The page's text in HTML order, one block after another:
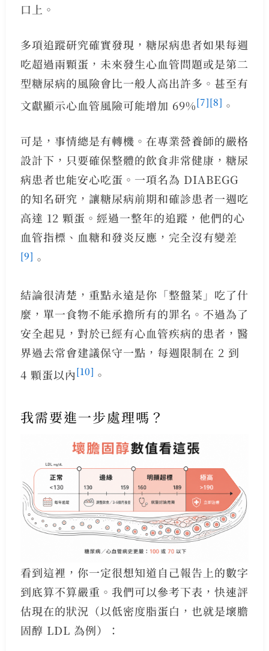
口上。
多項追蹤研究確實發現，糖尿病患者如果每週
吃超過兩顆蛋，未來發生心血管問題或是第二
型糖尿病的風險會比一般人高出許多。甚至有
文獻顯示心血管風險可能增加 69%[7][8] 。
可是，事情總是有轉機。在專業營養師的嚴格
設計下，只要確保整體的飲食非常健康，糖尿
病患者也能安心吃蛋。一項名為 DIABEGG
的知名研究，讓糖尿病前期和確診患者一週吃
高達 12 顆蛋。經過一整年的追蹤，他們的心
血管指標、血糖和發炎反應，完全沒有變差
[9] 。
結論很清楚，重點永遠是你「整盤菜」吃了什
麼，單一食物不能承擔所有的罪名。不過為了
安全起見，對於已經有心血管疾病的患者，醫
界過去常會建議保守一點，每週限制在 2 到
4 顆蛋以內[10] 。
我需要進一步處理嗎？
看到這裡，你一定很想知道自己報告上的數字
到底算不算嚴重。我們可以參考下表，快速評
估現在的狀況（以低密度脂蛋白，也就是壞膽
固醇 LDL 為例）：